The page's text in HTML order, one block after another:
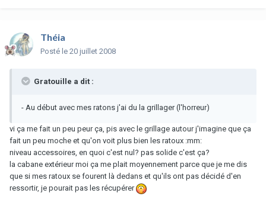
Théia
Posté le 20 juillet 2008
Gratouille a dit :
- Au début avec mes ratons j'ai du la grillager (l'horreur)
vi ça me fait un peu peur ça, pis avec le grillage autour j'imagine que ça
fait un peu moche et qu'on voit plus bien les ratoux :mm:
niveau accessoires, en quoi c'est nul? pas solide c'est ça?
la cabane extérieur moi ça me plait moyennement parce que je me dis
que si mes ratoux se fourent là dedans et qu'ils ont pas décidé d'en
ressortir, je pourait pas les récupérer